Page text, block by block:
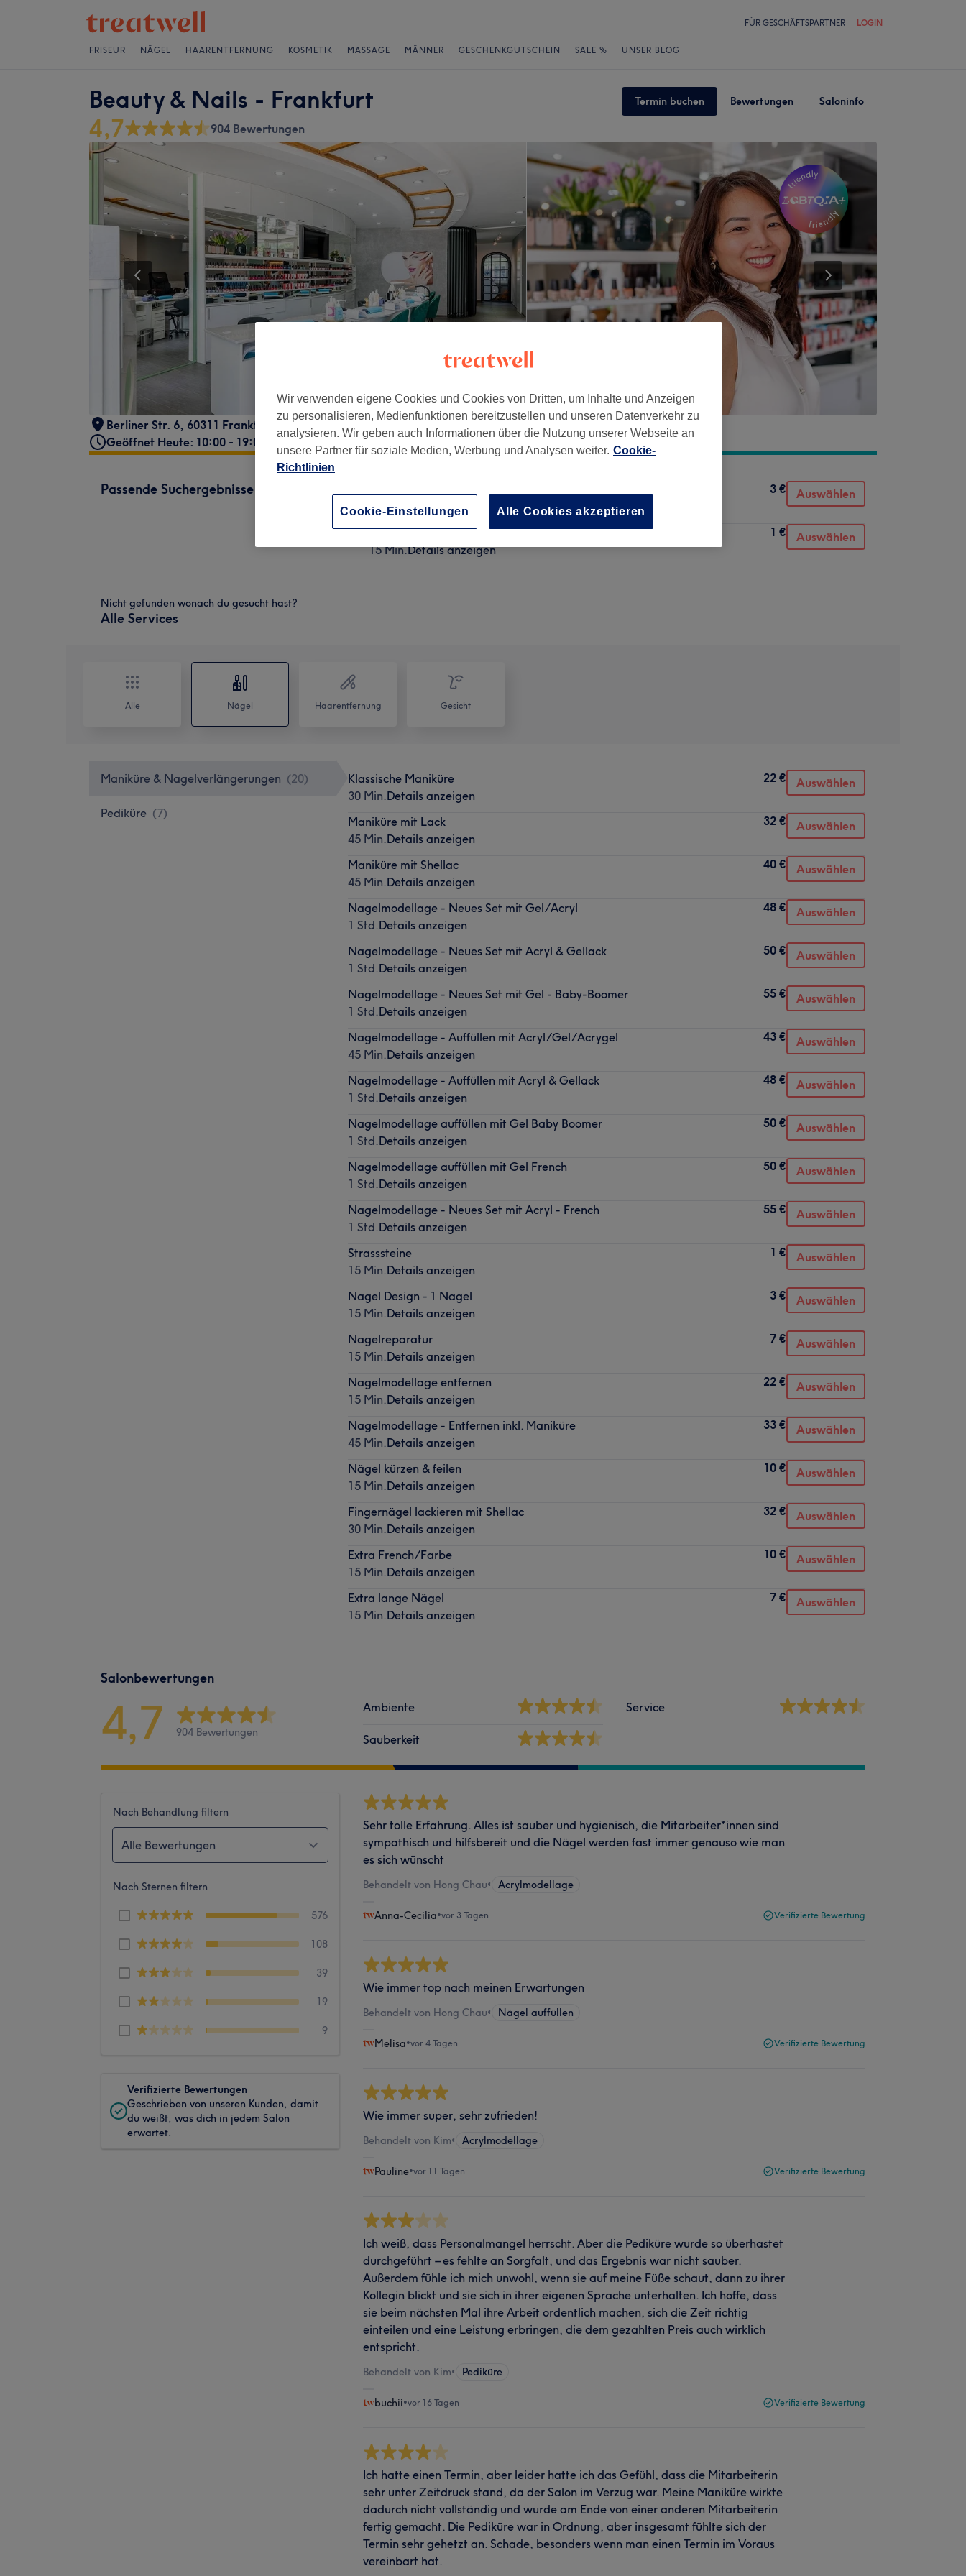
FÜR GESCHÄFTSPARTNER LOGIN
FRISEUR NÄGEL HAARENTFERNUNG KOSMETIK MASSAGE MÄNNER GESCHENKGUTSCHEIN SALE % UNSER BLOG
Beauty & Nails - Frankfurt Termin buchen Bewertungen Saloninfo
4,7 904 Bewertungen
Berliner Str. 6, 60311 Frankfurt am Main, Deutschland
Geöffnet Heute: 10:00 - 19:00
Passende Suchergebnisse
15 Min.Details anzeigen
3 € Auswählen
Strasssteine
15 Min.Details anzeigen
1 € Auswählen
Nicht gefunden wonach du gesucht hast?
Alle Services
Alle Nägel Haarentfernung Gesicht
Maniküre & Nagelverlängerungen (20)
Pediküre (7)
Klassische Maniküre
30 Min.Details anzeigen
22 € Auswählen
Maniküre mit Lack
45 Min.Details anzeigen
32 € Auswählen
Maniküre mit Shellac
45 Min.Details anzeigen
40 € Auswählen
Nagelmodellage - Neues Set mit Gel/Acryl
1 Std.Details anzeigen
48 € Auswählen
Nagelmodellage - Neues Set mit Acryl & Gellack
1 Std.Details anzeigen
50 € Auswählen
Nagelmodellage - Neues Set mit Gel - Baby-Boomer
1 Std.Details anzeigen
55 € Auswählen
Nagelmodellage - Auffüllen mit Acryl/Gel/Acrygel
45 Min.Details anzeigen
43 € Auswählen
Nagelmodellage - Auffüllen mit Acryl & Gellack
1 Std.Details anzeigen
48 € Auswählen
Nagelmodellage auffüllen mit Gel Baby Boomer
1 Std.Details anzeigen
50 € Auswählen
Nagelmodellage auffüllen mit Gel French
1 Std.Details anzeigen
50 € Auswählen
Nagelmodellage - Neues Set mit Acryl - French
1 Std.Details anzeigen
55 € Auswählen
Strasssteine
15 Min.Details anzeigen
1 € Auswählen
Nagel Design - 1 Nagel
15 Min.Details anzeigen
3 € Auswählen
Nagelreparatur
15 Min.Details anzeigen
7 € Auswählen
Nagelmodellage entfernen
15 Min.Details anzeigen
22 € Auswählen
Nagelmodellage - Entfernen inkl. Maniküre
45 Min.Details anzeigen
33 € Auswählen
Nägel kürzen & feilen
15 Min.Details anzeigen
10 € Auswählen
Fingernägel lackieren mit Shellac
30 Min.Details anzeigen
32 € Auswählen
Extra French/Farbe
15 Min.Details anzeigen
10 € Auswählen
Extra lange Nägel
15 Min.Details anzeigen
7 € Auswählen
Salonbewertungen
4,7 904 Bewertungen
Ambiente
Sauberkeit
Service
Nach Behandlung filtern
Alle Bewertungen
Nach Sternen filtern
576
108
39
19
9
Verifizierte Bewertungen
Geschrieben von unseren Kunden, damit
du weißt, was dich in jedem Salon
erwartet.
Sehr tolle Erfahrung. Alles ist sauber und hygienisch, die Mitarbeiter*innen sind
sympathisch und hilfsbereit und die Nägel werden fast immer genauso wie man
es sich wünscht
Behandelt von Hong Chau• Acrylmodellage
Anna-Cecilia•vor 3 Tagen Verifizierte Bewertung
Wie immer top nach meinen Erwartungen
Behandelt von Hong Chau• Nägel auffüllen
Melisa•vor 4 Tagen Verifizierte Bewertung
Wie immer super, sehr zufrieden!
Behandelt von Kim• Acrylmodellage
Pauline•vor 11 Tagen Verifizierte Bewertung
Ich weiß, dass Personalmangel herrscht. Aber die Pediküre wurde so überhastet
durchgeführt – es fehlte an Sorgfalt, und das Ergebnis war nicht sauber.
Außerdem fühle ich mich unwohl, wenn sie auf meine Füße schaut, dann zu ihrer
Kollegin blickt und sie sich in ihrer eigenen Sprache unterhalten. Ich hoffe, dass
sie beim nächsten Mal ihre Arbeit ordentlich machen, sich die Zeit richtig
einteilen und eine Leistung erbringen, die dem gezahlten Preis auch wirklich
entspricht.
Behandelt von Kim• Pediküre
buchii•vor 16 Tagen Verifizierte Bewertung
Ich hatte einen Termin, aber leider hatte ich das Gefühl, dass die Mitarbeiterin
sehr unter Zeitdruck stand, da der Salon im Verzug war. Meine Maniküre wirkte
dadurch nicht vollständig und wurde am Ende von einer anderen Mitarbeiterin
fertig gemacht. Die Pediküre war in Ordnung, aber insgesamt fühlte sich der
Termin sehr gehetzt an. Schade, besonders wenn man einen Termin im Voraus
vereinbart hat.
Wir verwenden eigene Cookies und Cookies von Dritten, um Inhalte und Anzeigen
zu personalisieren, Medienfunktionen bereitzustellen und unseren Datenverkehr zu
analysieren. Wir geben auch Informationen über die Nutzung unserer Webseite an
unsere Partner für soziale Medien, Werbung und Analysen weiter. Cookie-
Richtlinien
Cookie-Einstellungen Alle Cookies akzeptieren